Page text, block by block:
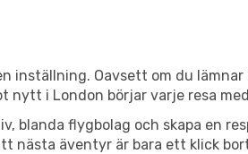
inställning. Oavsett om du
i London börjar varje resa
blanda flygbolag och skapa en
nästa äventyr är bara ett klick